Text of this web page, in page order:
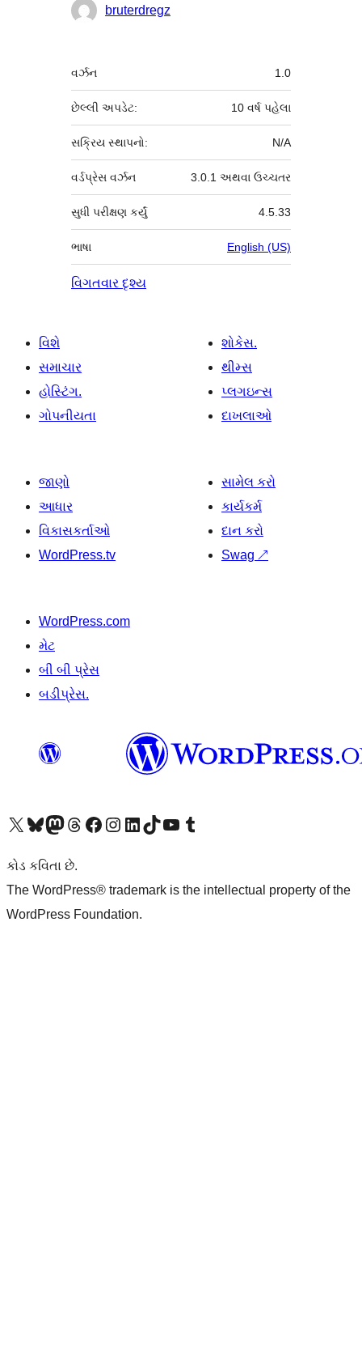
ફાળો
bruterdregz
મેટા
વર્ઝન 1.0
છેલ્લી અપડેટ: 10 વર્ષપહેલા
સક્રિય સ્થાપનો: N/A
વર્ડપ્રેસ વર્ઝન 3.0.1 અથવા ઉચ્ચતર
4.5.33
સુધી પરીક્ષણ કર્યું
ભાષા English (US)
વિગતવાર દૃશ્ય
વિશે
સમાચાર
હોસ્ટિંગ.
ગોપનીયતા
શોકેસ.
થીમ્સ
પ્લગઇન્સ
દાખલાઓ
જાણો
આધાર
વિકાસકર્તાઓ
WordPress.tv
સામેલ કરો
કાર્યકર્મ
દાન કરો
Swag ↗
WordPress.com
મેટ
બી બી પ્રેસ
બડીપ્રેસ.
અમારા X (અગાઉ ટ્વિટર) એકાઉન્ટની મુલાકાત લોઅમારા Bluesky એકાઉન્ટની મુલાકાત લોઅમારા માસ્ટોડોન એકાઉન્ટની મુલાકાત લોઅમારા Threads એકાઉન્ટની મુલાકાત લો અમારા ફેસબુક પેજની મુલાકાત લોઅમારા ઇન્સ્ટાગ્રામ એકાઉન્ટની મુલાકાત લો અમારા LinkedIn એકાઉન્ટની મુલાકાત લોઅમારા TikTok એકાઉન્ટની મુલાકાત લોઅમારી YouTube ચેનલની મુલાકાત લો અમારા Tumblr એકાઉન્ટની મુલાકાત લો
કોડ કવિતા છે.
The WordPress® trademark is the intellectual property of the
WordPress Foundation.